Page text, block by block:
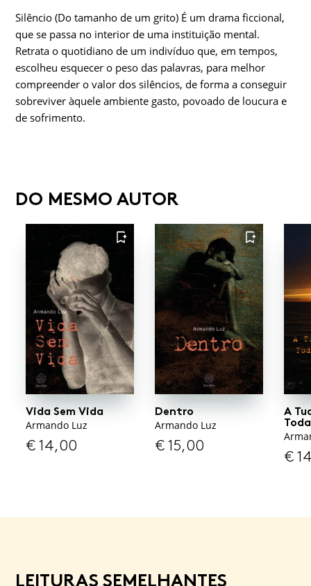
Silêncio (Do tamanho de um grito) É um drama ficcional,
que se passa no interior de uma instituição mental.
Retrata o quotidiano de um indivíduo que, em tempos,
escolheu esquecer o peso das palavras, para melhor
compreender o valor dos silêncios, de forma a conseguir
sobreviver àquele ambiente gasto, povoado de loucura e
de sofrimento.
DO MESMO AUTOR
FAVORITO
Vida Sem Vida
Armando Luz
€14,00
FAVORITO
Dentro
Armando Luz
€15,00
A
€
LEITURAS SEMELHANTES